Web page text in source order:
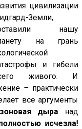
цивилизации
Земли,
нашу
на грань
и гибели
живого. И
– практически
все аргументы
дыра над
исчезла!